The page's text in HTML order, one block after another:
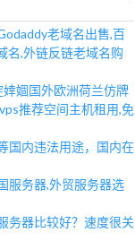
老域名出售,百
名,外链反链老域名购
婟国外欧洲荷兰仿牌
推荐空间主机租用,免
国内违法用途，国内在
服务器,外贸服务器选
务器比较好？速度很关